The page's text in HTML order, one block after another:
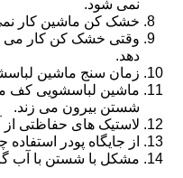
نمی شود.
خشک کن ماشین کار
وقتی خشک کن کار می
دهد.
زمان سنج ماشین
ماشین لباسشویی کف
شستن بیرون می زند.
لاستیک های حفاظتی
از جایگاه پودر
مشکل با شستن با آب